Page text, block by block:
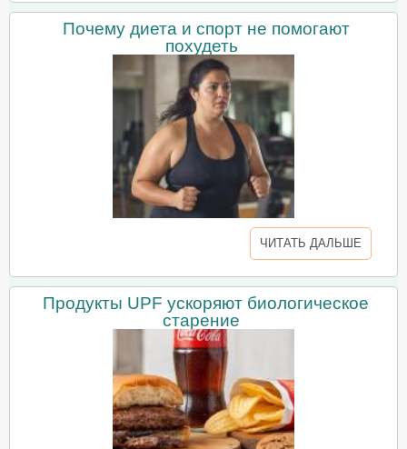
Почему диета и спорт не помогают
похудеть
ЧИТАТЬ ДАЛЬШЕ
Продукты UPF ускоряют биологическое
старение